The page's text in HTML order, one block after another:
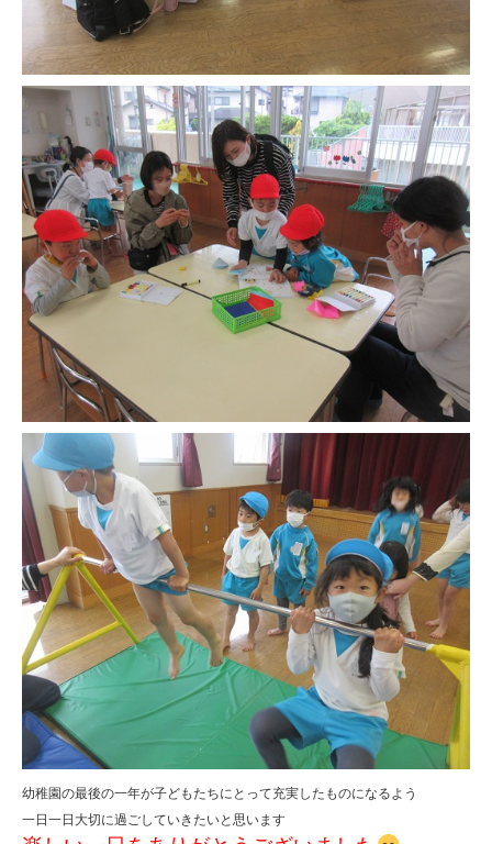
幼稚園の最後の一年が子どもたちにとって充実したものになるよう
一日一日大切に過ごしていきたいと思います